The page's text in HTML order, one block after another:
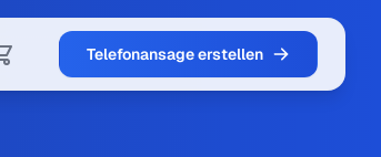
Telefonansage erstellen